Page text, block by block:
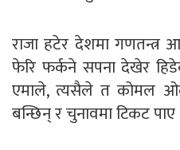
राजा हटेर देशमा गणतन्त्र
फेरि फर्कने सपना देखेर
एमाले, त्यसैले त कोमल
बन्छिन् र चुनावमा टिकट पाए